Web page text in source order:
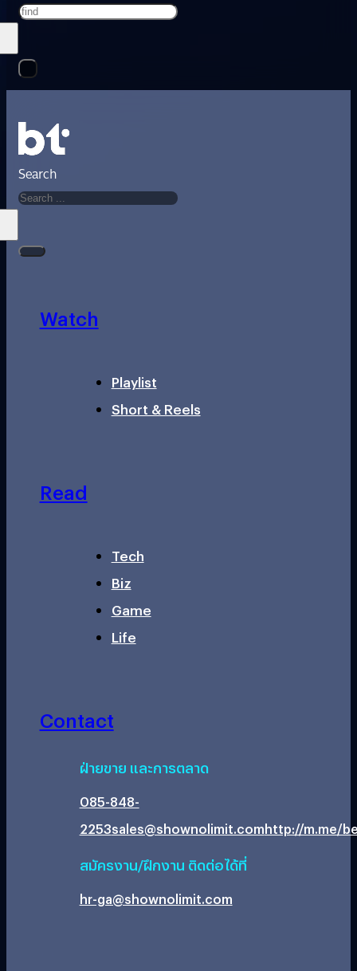
Search
Watch
Playlist
Short & Reels
Read
Tech
Biz
Game
Life
Contact
ฝ่ายขาย และการตลาด
085-848-
2253sales@shownolimit.comhttp://m.me/
สมัครงาน/ฝึกงาน ติดต่อได้ที่
hr-ga@shownolimit.com